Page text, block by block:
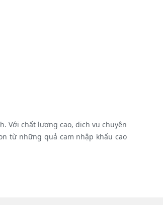
Với chất lượng cao, dịch vụ chuyên
từ những quả cam nhập khẩu cao